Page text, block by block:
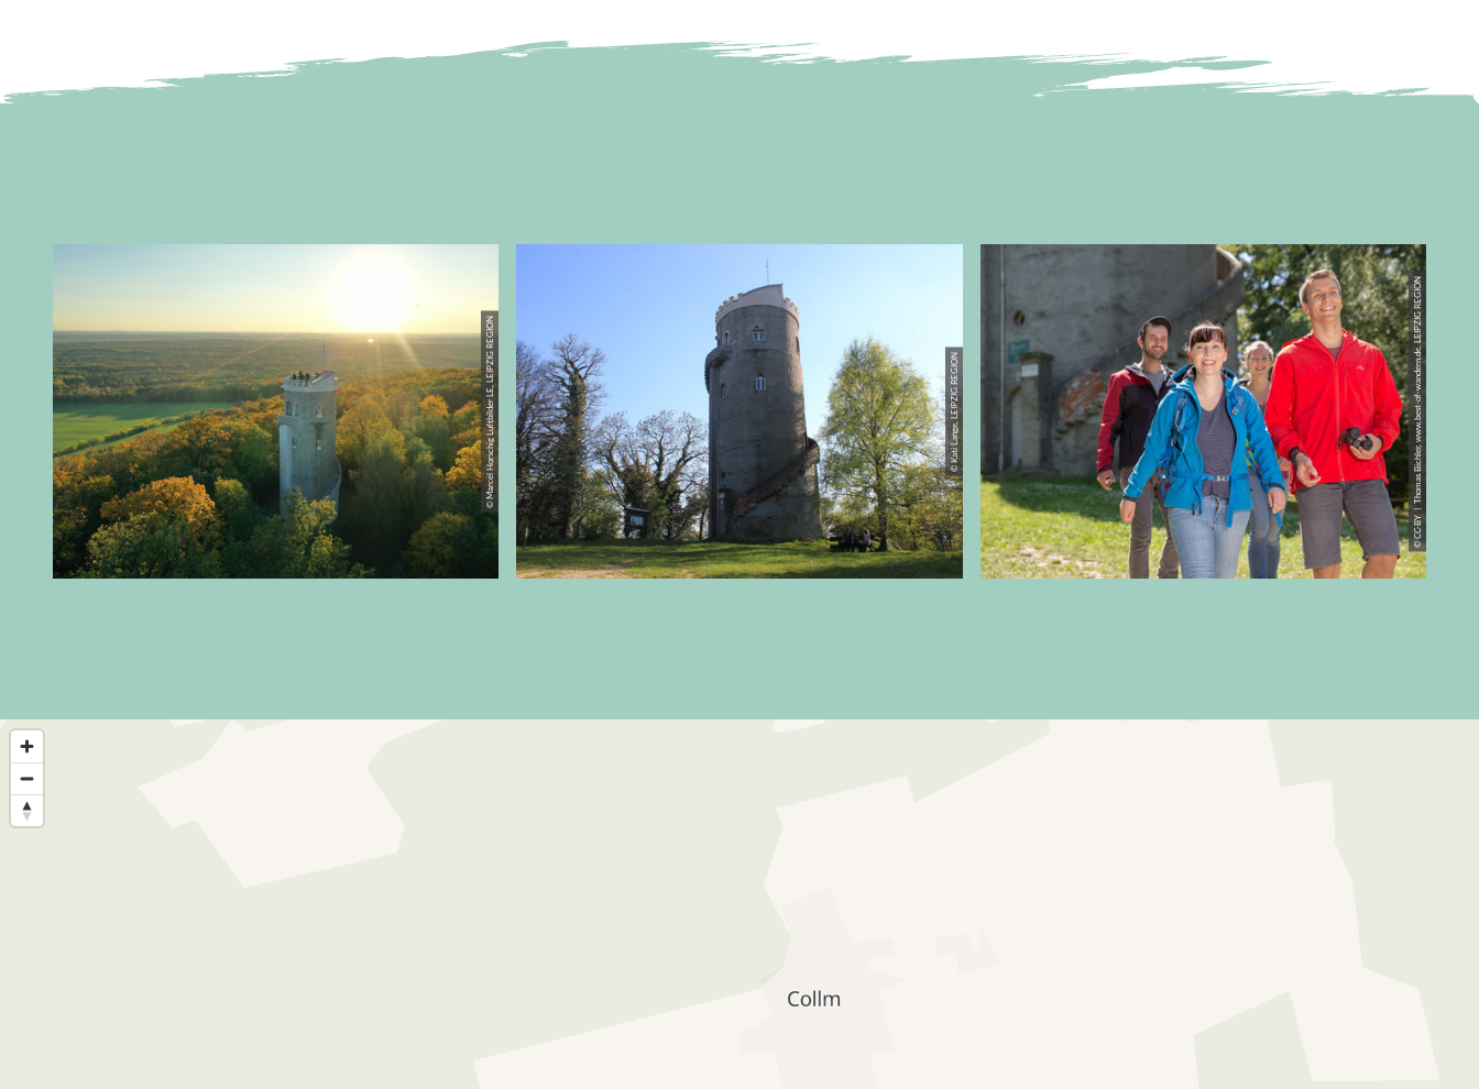
© Marcel Horschig Luftbilder LE, LEIPZIG REGION © Kati Lange, LEIPZIG REGION © CC-BY | Thomas Bichler, www.best-of-wandern.de, LEIPZIG REGION